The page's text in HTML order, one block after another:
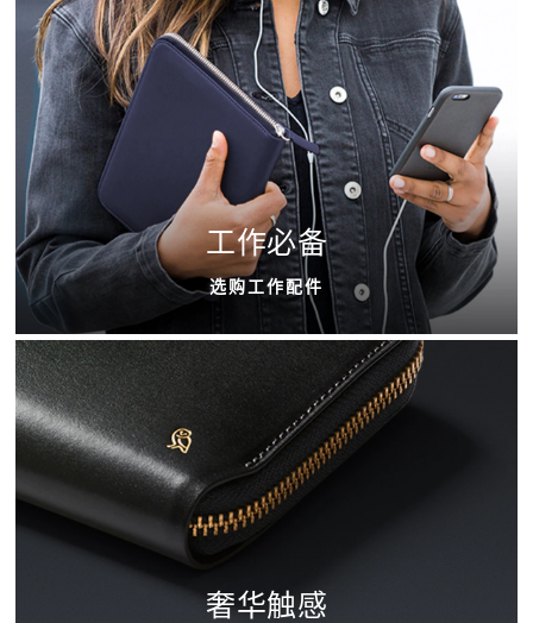
工作必备
选购工作配件
奢华触感